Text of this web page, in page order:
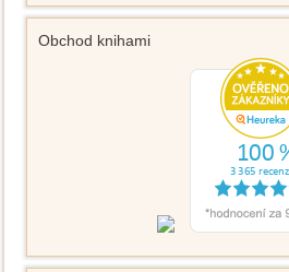
Obchod knihami